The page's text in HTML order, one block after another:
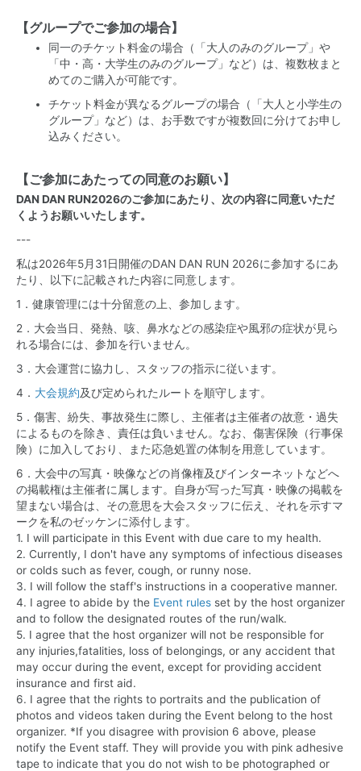
【グループでご参加の場合】
同一のチケット料金の場合（「大人のみのグループ」や
「中・高・大学生のみのグループ」など）は、複数枚まと
めてのご購入が可能です。
チケット料金が異なるグループの場合（「大人と小学生の
グループ」など）は、お手数ですが複数回に分けてお申し
込みください。
【ご参加にあたっての同意のお願い】
DAN DAN RUN2026のご参加にあたり、次の内容に同意いただ
くようお願いいたします。
---
私は2026年5月31日開催のDAN DAN RUN 2026に参加するにあ
たり、以下に記載された内容に同意します。
1．健康管理には十分留意の上、参加します。
2．大会当日、発熱、咳、鼻水などの感染症や風邪の症状が見ら
れる場合には、参加を行いません。
3．大会運営に協力し、スタッフの指示に従います。
4． 大会規約及び定められたルートを順守します。
5．傷害、紛失、事故発生に際し、主催者は主催者の故意・過失
によるものを除き、責任は負いません。なお、傷害保険（行事保
険）に加入しており、また応急処置の体制を用意しています。
6．大会中の写真・映像などの肖像権及びインターネットなどへ
の掲載権は主催者に属します。自身が写った写真・映像の掲載を
望まない場合は、その意思を大会スタッフに伝え、それを示すマ
ークを私のゼッケンに添付します。
1. I will participate in this Event with due care to my health.
2. Currently, I don't have any symptoms of infectious diseases
or colds such as fever, cough, or runny nose.
3. I will follow the staff's instructions in a cooperative manner.
4. I agree to abide by the Event rules set by the host organizer
and to follow the designated routes of the run/walk.
5. I agree that the host organizer will not be responsible for
any injuries,fatalities, loss of belongings, or any accident that
may occur during the event, except for providing accident
insurance and first aid.
6. I agree that the rights to portraits and the publication of
photos and videos taken during the Event belong to the host
organizer. *If you disagree with provision 6 above, please
notify the Event staff. They will provide you with pink adhesive
tape to indicate that you do not wish to be photographed or